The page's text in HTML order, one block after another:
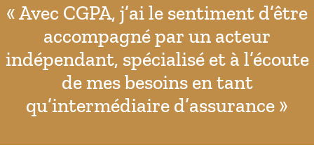
« Avec CGPA, j’ai le sentiment d’être
accompagné par un acteur
indépendant, spécialisé et à l’écoute
de mes besoins en tant
qu’intermédiaire d’assurance »